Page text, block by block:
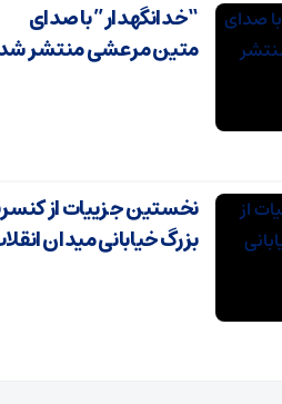
“خدانگهدار” با صدای
متین مرعشی منتشر
نخستین جزییات از
بزرگ خیابانی میدان